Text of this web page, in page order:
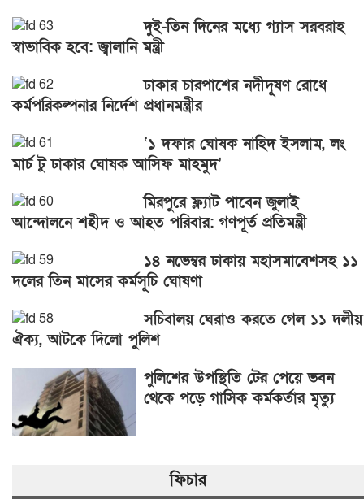
দুই-তিন দিনের মধ্যে গ্যাস সরবরাহ
স্বাভাবিক হবে: জ্বালানি মন্ত্রী
ঢাকার চারপাশের নদীদূষণ রোধে
কর্মপরিকল্পনার নির্দেশ প্রধানমন্ত্রীর
‘১ দফার ঘোষক নাহিদ ইসলাম, লং
মার্চ টু ঢাকার ঘোষক আসিফ মাহমুদ’
মিরপুরে ফ্ল্যাট পাবেন জুলাই
আন্দোলনে শহীদ ও আহত পরিবার: গণপূর্ত প্রতিমন্ত্রী
১৪ নভেম্বর ঢাকায় মহাসমাবেশসহ ১১
দলের তিন মাসের কর্মসূচি ঘোষণা
সচিবালয় ঘেরাও করতে গেল ১১ দলীয়
ঐক্য, আটকে দিলো পুলিশ
পুলিশের উপস্থিতি টের পেয়ে ভবন
থেকে পড়ে গাসিক কর্মকর্তার মৃত্যু
ফিচার